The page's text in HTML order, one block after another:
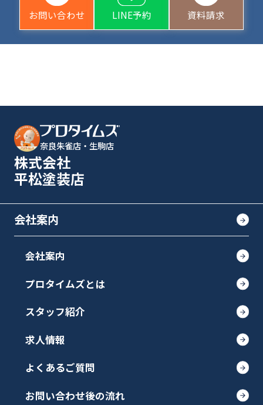
お問い合わせ LINE予約 資料請求
奈良朱雀店・生駒店
株式会社
平松塗装店
会社案内
会社案内
プロタイムズとは
スタッフ紹介
求人情報
よくあるご質問
お問い合わせ後の流れ